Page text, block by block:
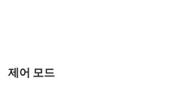
제어 모드